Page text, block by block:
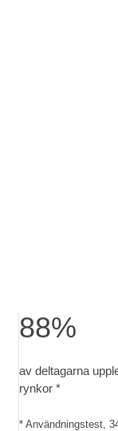
88%
av deltagarna
rynkor *
* Användningstest,